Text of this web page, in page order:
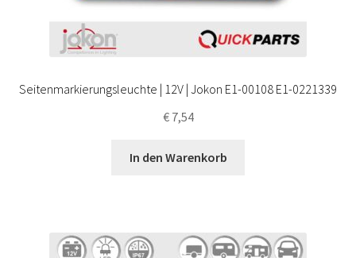
Seitenmarkierungsleuchte | 12V | Jokon E1-00108 E1-0221339
€7,54
In den Warenkorb